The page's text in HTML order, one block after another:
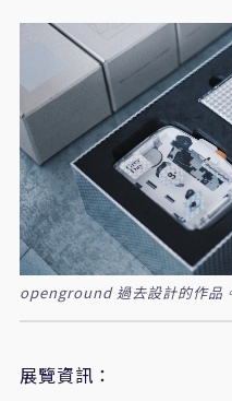
openground 過去設計的作品
展覽資訊：